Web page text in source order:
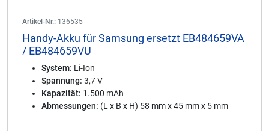
Artikel-Nr.: 136535
Handy-Akku für Samsung ersetzt EB484659VA
/ EB484659VU
System: Li-Ion
Spannung: 3,7 V
Kapazität: 1.500 mAh
Abmessungen: (L x B x H) 58 mm x 45 mm x 5 mm